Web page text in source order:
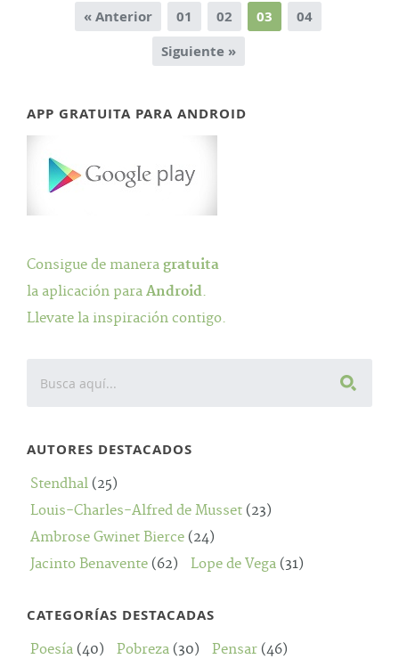
« Anterior 01 02 03
04
Siguiente »
APP GRATUITA PARA ANDROID
Consigue de manera gratuita
la aplicación para Android.
Llevate la inspiración contigo.
AUTORES DESTACADOS
Stendhal (25)
Louis-Charles-Alfred de Musset (23)
Ambrose Gwinet Bierce (24)
Jacinto Benavente (62) Lope de Vega (31)
CATEGORÍAS DESTACADAS
Poesía (40) Pobreza (30) Pensar (46)